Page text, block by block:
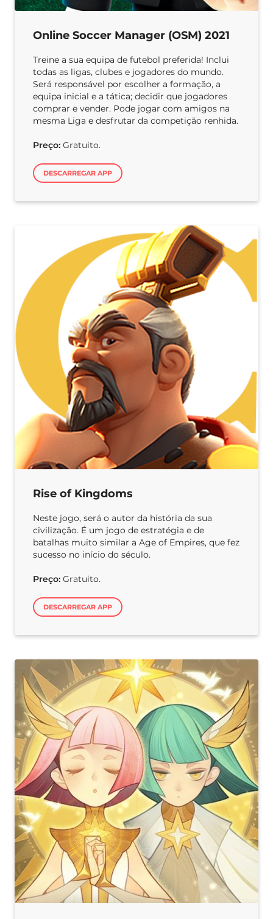
Online Soccer Manager (OSM) 2021
Treine a sua equipa de futebol preferida! Inclui
todas as ligas, clubes e jogadores do mundo.
Será responsável por escolher a formação, a
equipa inicial e a tática; decidir que jogadores
comprar e vender. Pode jogar com amigos na
mesma Liga e desfrutar da competição renhida.
Preço: Gratuito.
DESCARREGAR APP
Rise of Kingdoms
Neste jogo, será o autor da história da sua
civilização. É um jogo de estratégia e de
batalhas muito similar a Age of Empires, que fez
sucesso no início do século.
Preço: Gratuito.
DESCARREGAR APP